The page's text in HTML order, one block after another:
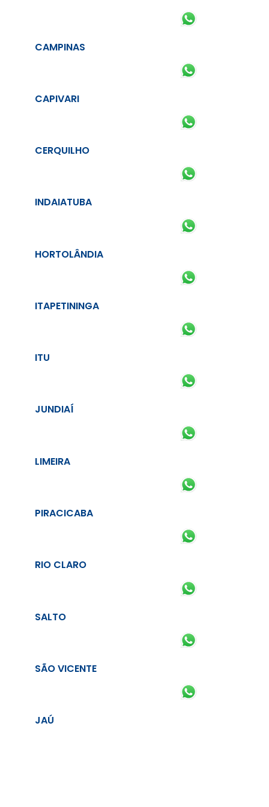
CAMPINAS
CAPIVARI
CERQUILHO
INDAIATUBA
HORTOLÂNDIA
ITAPETININGA
ITU
JUNDIAÍ
LIMEIRA
PIRACICABA
RIO CLARO
SALTO
SÃO VICENTE
JAÚ